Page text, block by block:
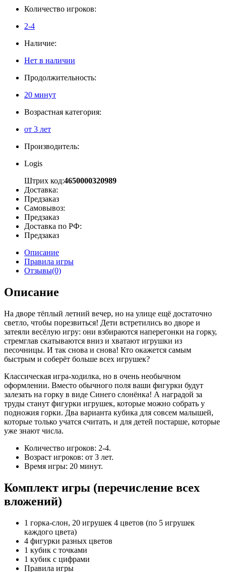
Количество игроков:
2-4
Наличие:
Нет в наличии
Продолжительность:
20 минут
Возрастная категория:
от 3 лет
Производитель:
Logis
Штрих код:4650000320989
Доставка:
Предзаказ
Самовывоз:
Предзаказ
Доставка по РФ:
Предзаказ
Описание
Правила игры
Отзывы(0)
Описание
На дворе тёплый летний вечер, но на улице ещё достаточно
светло, чтобы порезвиться! Дети встретились во дворе и
затеяли весёлую игру: они взбираются наперегонки на горку,
стремглав скатываются вниз и хватают игрушки из
песочницы. И так снова и снова! Кто окажется самым
быстрым и соберёт больше всех игрушек?
Классическая игра-ходилка, но в очень необычном
оформлении. Вместо обычного поля ваши фигурки будут
залезать на горку в виде Синего слонёнка! А наградой за
труды станут фигурки игрушек, которые можно собрать у
подножия горки. Два варианта кубика для совсем малышей,
которые только учатся считать, и для детей постарше, которые
уже знают числа.
Количество игроков: 2-4.
Возраст игроков: от 3 лет.
Время игры: 20 минут.
Комплект игры (перечисление всех
вложений)
1 горка-слон, 20 игрушек 4 цветов (по 5 игрушек
каждого цвета)
4 фигурки разных цветов
1 кубик с точками
1 кубик с цифрами
Правила игры